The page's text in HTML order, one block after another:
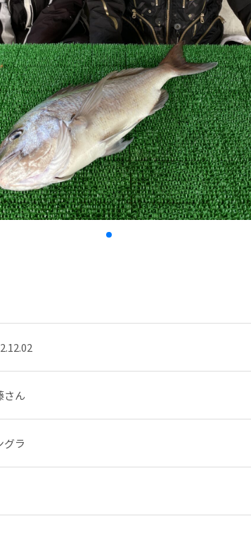
さん
グラ